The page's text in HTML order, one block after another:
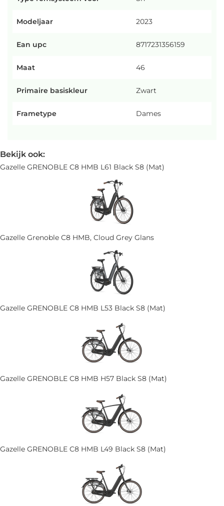
Modeljaar 2023
Ean upc 8717231356159
Maat 46
Primaire basiskleur Zwart
Frametype Dames
Bekijk ook:
Gazelle GRENOBLE C8 HMB L61 Black S8 (Mat)
Gazelle Grenoble C8 HMB, Cloud Grey Glans
Gazelle GRENOBLE C8 HMB L53 Black S8 (Mat)
Gazelle GRENOBLE C8 HMB H57 Black S8 (Mat)
Gazelle GRENOBLE C8 HMB L49 Black S8 (Mat)